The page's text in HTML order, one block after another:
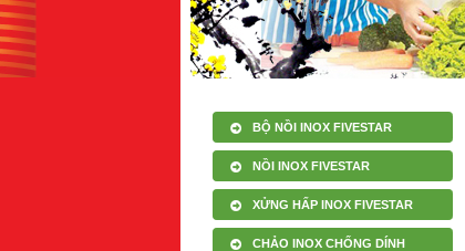
BỘ NỒI INOX FIVESTAR
NỒI INOX FIVESTAR
XỬNG HẤP INOX FIVESTAR
CHẢO INOX CHỐNG DÍNH